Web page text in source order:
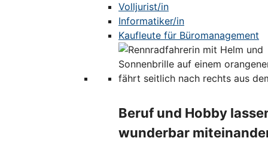
Volljurist/in
Informatiker/in
Kaufleute für Büromanagement
Beruf und Hobby
wunderbar